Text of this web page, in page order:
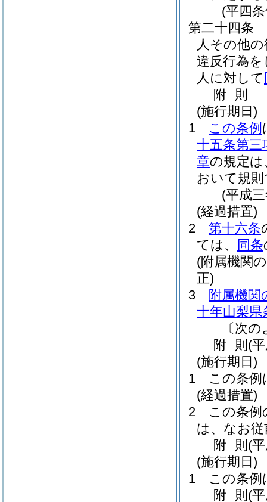
(平四
第二十四条
人その他
違反行為
人に対して
附 則
(施行期日)
1
この条例
十五条第三
章の規定
おいて規
(平成
(経過措置)
2
第十六条
ては、
同条
(附属機関
正)
3
附属機関
十年山梨県
〔次
附 則 (
(施行期日)
1
この条例
(経過措置)
2
この条
は、なお
附 則 (
(施行期日)
1
この条例
附 則 (